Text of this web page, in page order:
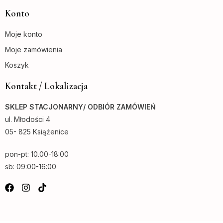
Konto
Moje konto
Moje zamówienia
Koszyk
Kontakt / Lokalizacja
SKLEP STACJONARNY/ ODBIÓR ZAMÓWIEŃ
ul. Młodości 4
05- 825 Książenice
pon-pt: 10.00-18:00
sb: 09:00-16:00